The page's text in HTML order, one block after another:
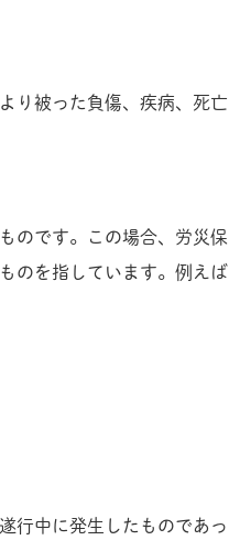
り被った負傷、疾病、死亡
のです。この場合、労災保
のを指しています。例えば
行中に発生したものであっ